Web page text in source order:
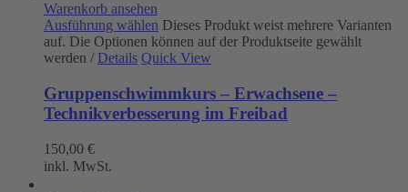
Warenkorb ansehen
Ausführung wählen Dieses Produkt weist mehrere Varianten
auf. Die Optionen können auf der Produktseite gewählt
werden / Details Quick View
Gruppenschwimmkurs – Erwachsene –
Technikverbesserung im Freibad
150,00 €
inkl. MwSt.